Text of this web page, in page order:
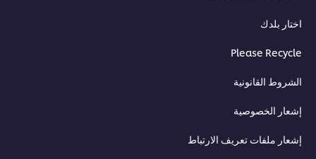
اختار بلدك
Please Recycle
الشروط القانونية
إشعار الخصوصية
إشعار ملفات تعريف الارتباط